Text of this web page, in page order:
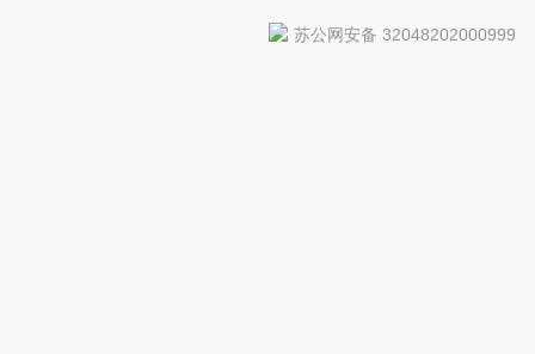
苏公网安备 32048202000999